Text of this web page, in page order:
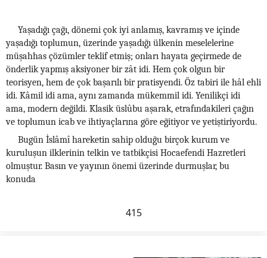
Yaşadığı çağı, dönemi çok iyi anlamış, kavramış ve içinde
yaşadığı toplumun, üzerinde yaşadığı ülkenin meselelerine
müşahhas çözümler teklif etmiş; onları hayata geçirmede de
önderlik yapmış aksiyoner bir zât idi. Hem çok olgun bir
teorisyen, hem de çok başarılı bir pratisyendi. Öz tabiri ile hâl ehli
idi. Kâmil idi ama, aynı zamanda mükemmil idi. Yenilikçi idi
ama, modern değildi. Klasik üslûbu aşarak, etrafındakileri çağın
ve toplumun icab ve ihtiyaçlarına göre eğitiyor ve yetiştiriyordu.
Bugün İslâmî hareketin sahip olduğu birçok kurum ve
kuruluşun ilklerinin telkin ve tatbikçisi Hocaefendi Hazretleri
olmuştur. Basın ve yayının önemi üzerinde durmuşlar, bu
konuda
415